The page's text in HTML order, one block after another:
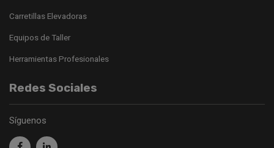
Carretillas Elevadoras
Equipos de Taller
Herramientas Profesionales
Redes Sociales
Síguenos